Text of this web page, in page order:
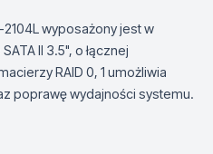
wyposażony jest w
II 3.5", o łącznej
RAID 0, 1 umożliwia
poprawę wydajności systemu.